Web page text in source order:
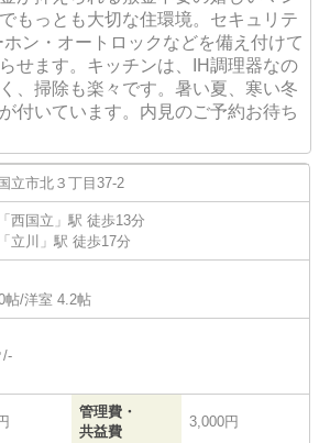
もっとも大切な住環境。セキュリテ
ン・オートロックなどを備え付けて
せます。キッチンは、IH調理器なの
、掃除も楽々です。暑い夏、寒い冬
付いています。内見のご予約お待ち
国立市北 ３丁目37-2
「 西国立 」駅 徒歩13分
「 立川 」駅 徒歩17分
帖/洋室 4.2帖
/-
管理費・
共益費
3,000円